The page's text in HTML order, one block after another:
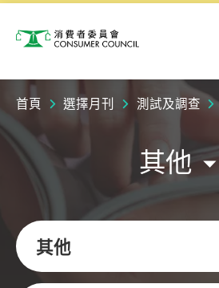
消費者委員會
首頁 選擇月刊 測試及調查
其他
其他